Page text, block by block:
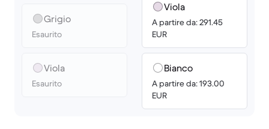
Grigio
Esaurito
Viola
Esaurito
Viola
A partire da: 291.45
EUR
Bianco
A partire da: 193.00
EUR